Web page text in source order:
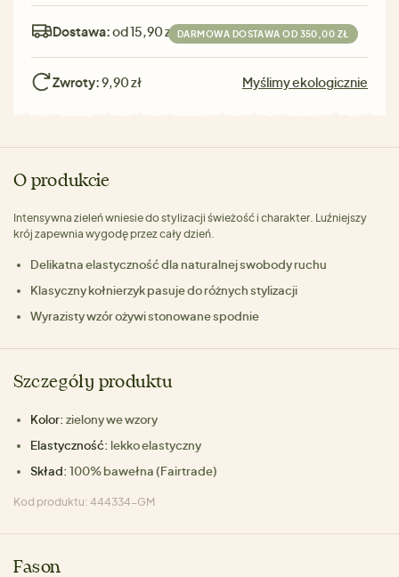
Dostawa:od 15,90 zł DARMOWA DOSTAWA OD 350,00 ZŁ
Zwroty:9,90 zł Myślimy ekologicznie
O produkcie
Intensywna zieleń wniesie do stylizacji świeżość i charakter. Luźniejszy
krój zapewnia wygodę przez cały dzień.
Delikatna elastyczność dla naturalnej swobody ruchu
Klasyczny kołnierzyk pasuje do różnych stylizacji
Wyrazisty wzór ożywi stonowane spodnie
Szczegóły produktu
Kolor: zielony we wzory
Elastyczność: lekko elastyczny
Skład: 100% bawełna (Fairtrade)
Kod produktu: 444334-GM
Fason